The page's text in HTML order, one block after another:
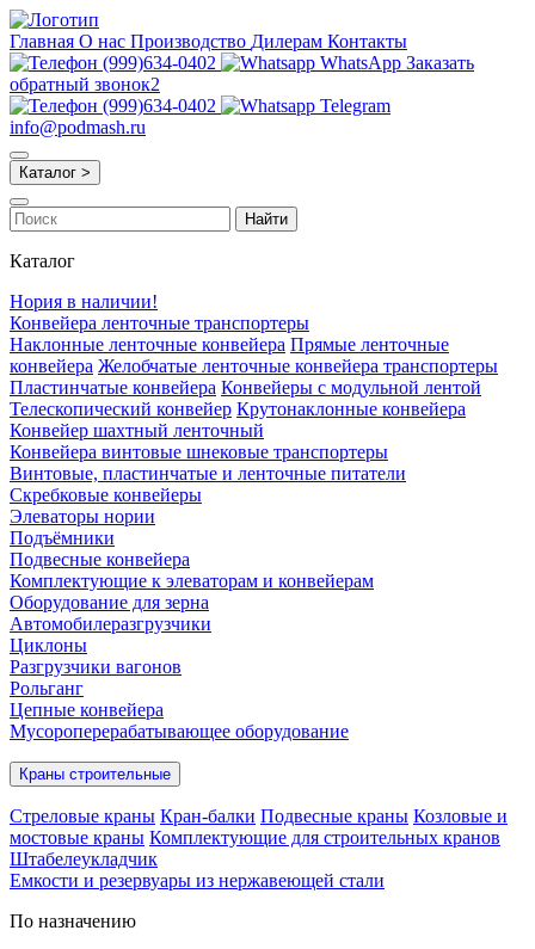
Главная О нас Производство Дилерам Контакты
(999)634-0402
WhatsApp Заказать
обратный звонок2
(999)634-0402
Telegram
info@podmash.ru
Каталог >
Найти
Каталог
Нория в наличии!
Конвейера ленточные транспортеры
Наклонные ленточные конвейера Прямые ленточные
конвейера Желобчатые ленточные конвейера транспортеры
Пластинчатые конвейера Конвейеры с модульной лентой
Телескопический конвейер Крутонаклонные конвейера
Конвейер шахтный ленточный
Конвейера винтовые шнековые транспортеры
Винтовые, пластинчатые и ленточные питатели
Скребковые конвейеры
Элеваторы нории
Подъёмники
Подвесные конвейера
Комплектующие к элеваторам и конвейерам
Оборудование для зерна
Автомобилеразгрузчики
Циклоны
Разгрузчики вагонов
Рольганг
Цепные конвейера
Мусороперерабатывающее оборудование
Краны строительные
Стреловые краны Кран-балки Подвесные краны Козловые и
мостовые краны Комплектующие для строительных кранов
Штабелеукладчик
Емкости и резервуары из нержавеющей стали
По назначению